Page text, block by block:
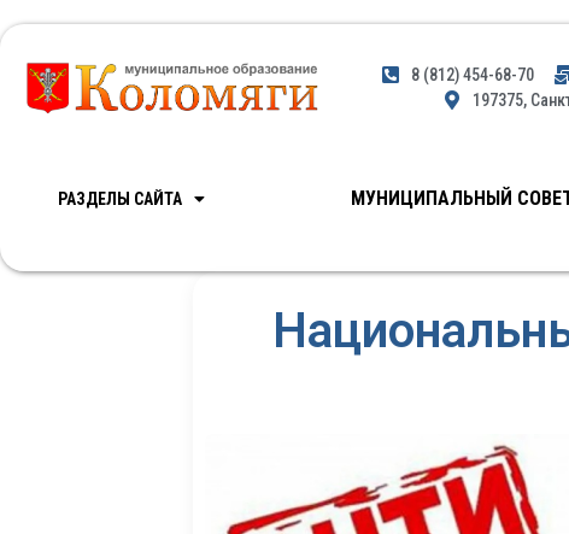
8 (812) 454-68-70
197375,
РАЗДЕЛЫ САЙТА МУНИЦИПАЛЬНЫЙ